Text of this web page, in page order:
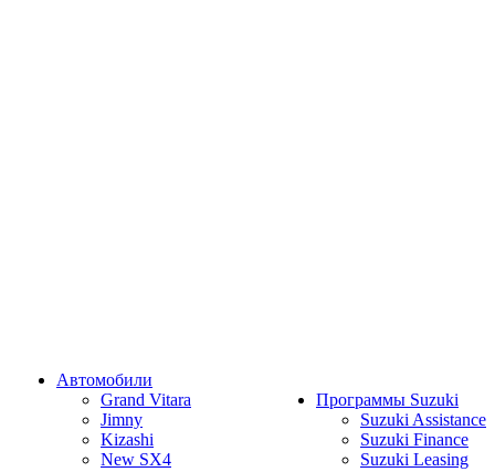
Автомобили
Grand Vitara
Jimny
Kizashi
New SX4
Программы Suzuki
Suzuki Assistance
Suzuki Finance
Suzuki Leasing